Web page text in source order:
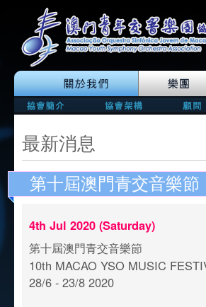
最新消息
第十屆澳門青交音樂節
4th Jul 2020 (Saturday)
第十屆澳門青交音樂節
10th MACAO YSO MUSIC
28/6 - 23/8 2020